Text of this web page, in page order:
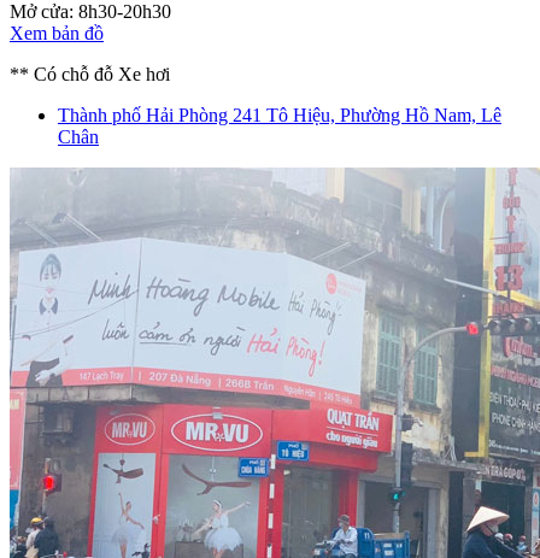
Mở cửa: 8h30-20h30
Xem bản đồ
** Có chỗ đỗ Xe hơi
Thành phố Hải Phòng 241 Tô Hiệu, Phường Hồ Nam, Lê
Chân